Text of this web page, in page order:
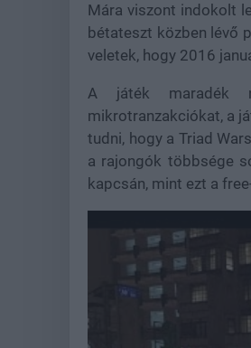
Mára viszont indokolt
bétateszt közben lévő
veletek, hogy 2016
A játék maradék
mikrotranzakciókat, a
tudni, hogy a Triad
a rajongók többsége
kapcsán, mint ezt a